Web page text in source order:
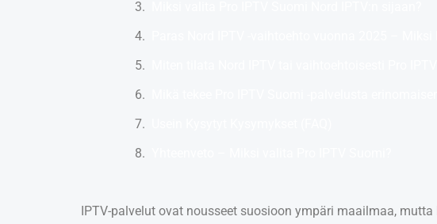
IPTV-palvelut ovat nousseet suosioon ympäri maailmaa,